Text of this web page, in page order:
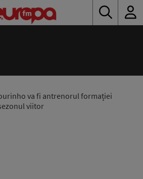
va fi antrenorul formației
viitor